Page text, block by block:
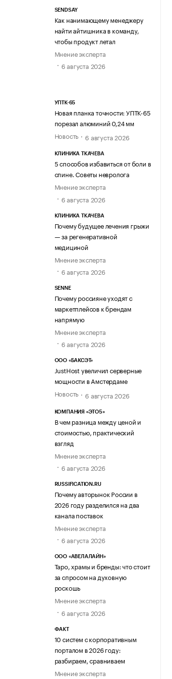
SENDSAY
Как нанимающему менеджеру
найти айтишника в команду,
чтобы продукт летал
Мнение эксперта
6 августа 2026
УПТК-65
Новая планка точности: УПТК-65
порезал алюминий 0,24 мм
Новость
6 августа 2026
КЛИНИКА ТКАЧЕВА
5 способов избавиться от боли в
спине. Советы невролога
Мнение эксперта
6 августа 2026
КЛИНИКА ТКАЧЕВА
Почему будущее лечения грыжи
— за регенеративной
медициной
Мнение эксперта
6 августа 2026
SENNE
Почему россияне уходят с
маркетплейсов к брендам
напрямую
Мнение эксперта
6 августа 2026
ООО «БАКСЭТ»
JustHost увеличил серверные
мощности в Амстердаме
Новость
6 августа 2026
КОМПАНИЯ «ЭТО5»
В чем разница между ценой и
стоимостью, практический
взгляд
Мнение эксперта
6 августа 2026
RUSSIFICATION.RU
Почему авторынок России в
2026 году разделился на два
канала поставок
Мнение эксперта
6 августа 2026
ООО «АВЕЛАЛАЙН»
Таро, храмы и бренды: что стоит
за спросом на духовную
роскошь
Мнение эксперта
6 августа 2026
ФАКТ
10 систем с корпоративным
порталом в 2026 году:
разбираем, сравниваем
Мнение эксперта